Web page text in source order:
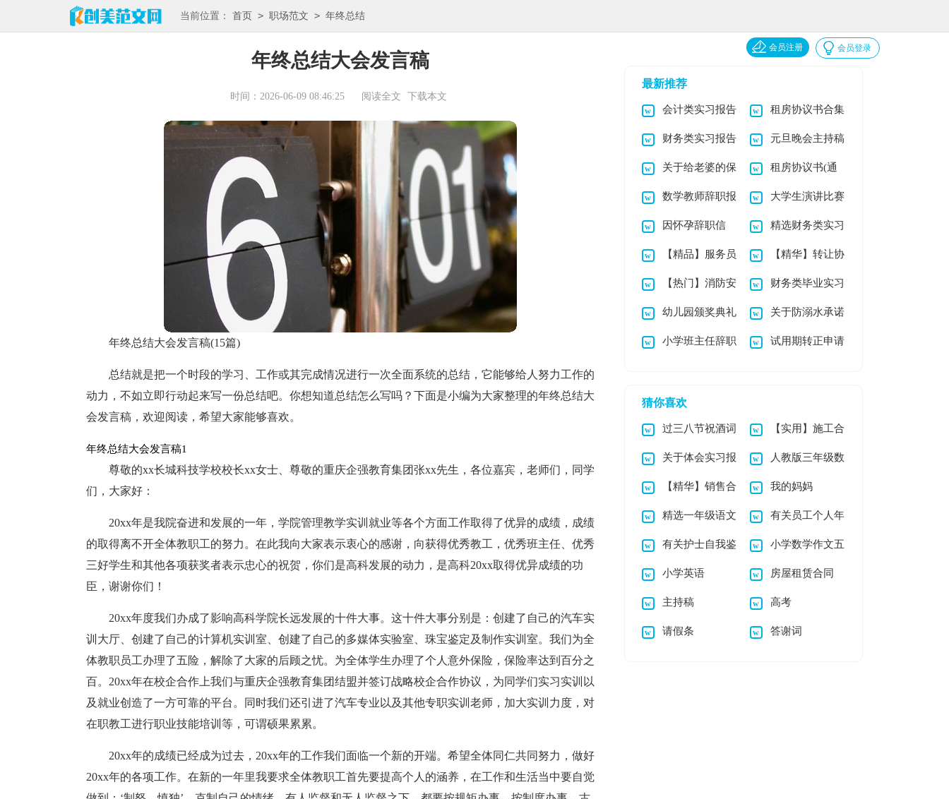
当前位置： 首页 > 职场范文 > 年终总结
会员登录
会员注册
年终总结大会发言稿
时间：2026-06-09 08:46:25 阅读全文 下载本文
年终总结大会发言稿(15篇)
总结就是把一个时段的学习、工作或其完成情况进行一次全面系统的总结，它能够给人努力工作的
动力，不如立即行动起来写一份总结吧。你想知道总结怎么写吗？下面是小编为大家整理的年终总结大
会发言稿，欢迎阅读，希望大家能够喜欢。
年终总结大会发言稿1
尊敬的xx长城科技学校校长xx女士、尊敬的重庆企强教育集团张xx先生，各位嘉宾，老师们，同学
们，大家好：
20xx年是我院奋进和发展的一年，学院管理教学实训就业等各个方面工作取得了优异的成绩，成绩
的取得离不开全体教职工的努力。在此我向大家表示衷心的感谢，向获得优秀教工，优秀班主任、优秀
三好学生和其他各项获奖者表示忠心的祝贺，你们是高科发展的动力，是高科20xx取得优异成绩的功
臣，谢谢你们！
20xx年度我们办成了影响高科学院长远发展的十件大事。这十件大事分别是：创建了自己的汽车实
训大厅、创建了自己的计算机实训室、创建了自己的多媒体实验室、珠宝鉴定及制作实训室。我们为全
体教职员工办理了五险，解除了大家的后顾之忧。为全体学生办理了个人意外保险，保险率达到百分之
百。20xx年在校企合作上我们与重庆企强教育集团结盟并签订战略校企合作协议，为同学们实习实训以
及就业创造了一方可靠的平台。同时我们还引进了汽车专业以及其他专职实训老师，加大实训力度，对
在职教工进行职业技能培训等，可谓硕果累累。
20xx年的成绩已经成为过去，20xx年的工作我们面临一个新的开端。希望全体同仁共同努力，做好
20xx年的各项工作。在新的一年里我要求全体教职工首先要提高个人的涵养，在工作和生活当中要自觉
最新推荐
会计类实习报告
模板合集5篇
租房协议书合集
15篇
财务类实习报告
模板合集9篇
元旦晚会主持稿
(15篇)
关于给老婆的保
证书范文锦集七篇
租房协议书(通
用15篇)
数学教师辞职报
告
大学生演讲比赛
主持稿
因怀孕辞职信 精选财务类实习
报告合集五篇
【精品】服务员
酒店辞职报告4篇
【精华】转让协
议书锦集九篇
【热门】消防安
全承诺书3篇
财务类毕业实习
报告集合五篇
幼儿园颁奖典礼
主持稿
关于防溺水承诺
书集锦6篇
小学班主任辞职 试用期转正申请
猜你喜欢
过三八节祝酒词
（精选5篇）
【实用】施工合
同汇总九篇
关于体会实习报
告8篇
人教版三年级数
学下册《小数加减
法》教学反思
【精华】销售合
同合集9篇
我的妈妈
精选一年级语文
教学总结范文锦集六
篇
有关员工个人年
终总结范文锦集5篇
有关护士自我鉴
定模板集锦五篇
小学数学作文五
篇
小学英语 房屋租赁合同
主持稿 高考
请假条 答谢词